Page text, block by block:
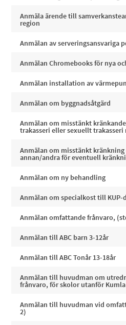
Anmäla ärende till
region
Anmälan av serveringsansvariga
Anmälan Chromebooks för nya
Anmälan installation av
Anmälan om byggnadsåtgärd
Anmälan om misstänkt
trakasseri eller sexuellt
Anmälan om misstänkt
annan/andra för eventuell
Anmälan om ny behandling
Anmälan om specialkost till KUP-
Anmälan omfattande frånvaro,
Anmälan till ABC barn 3-12år
Anmälan till ABC Tonår 13-18år
Anmälan till huvudman om
frånvaro, för skolor utanför
Anmälan till huvudman vid
2)